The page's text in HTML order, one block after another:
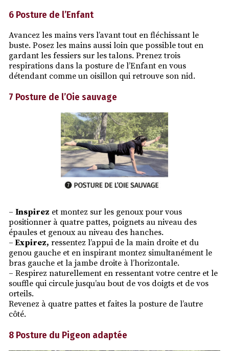
6 Posture de l’Enfant
Avancez les mains vers l’avant tout en fléchissant le
buste. Posez les mains aussi loin que possible tout en
gardant les fessiers sur les talons. Prenez trois
respirations dans la posture de l’Enfant en vous
détendant comme un oisillon qui retrouve son nid.
7 Posture de l’Oie sauvage
– Inspirez et montez sur les genoux pour vous
positionner à quatre pattes, poignets au niveau des
épaules et genoux au niveau des hanches.
– Expirez, ressentez l’appui de la main droite et du
genou gauche et en inspirant montez simultanément le
bras gauche et la jambe droite à l’horizontale.
– Respirez naturellement en ressentant votre centre et le
souffle qui circule jusqu’au bout de vos doigts et de vos
orteils.
Revenez à quatre pattes et faites la posture de l’autre
côté.
8 Posture du Pigeon adaptée